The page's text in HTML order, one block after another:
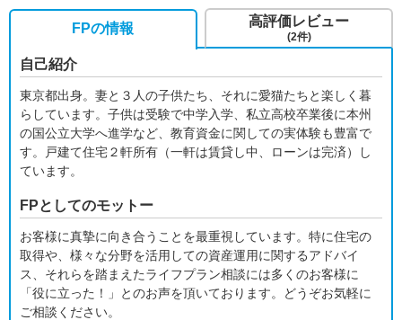
FPの情報
自己紹介
東京都出身。妻と３人の子供たち、それに愛猫たちと楽しく暮
らしています。子供は受験で中学入学、私立高校卒業後に本州
の国公立大学へ進学など、教育資金に関しての実体験も豊富で
す。戸建て住宅２軒所有（一軒は賃貸し中、ローンは完済）し
ています。
FPとしてのモットー
お客様に真摯に向き合うことを最重視しています。特に住宅の
取得や、様々な分野を活用しての資産運用に関するアドバイ
ス、それらを踏まえたライフプラン相談には多くのお客様に
「役に立った！」とのお声を頂いております。どうぞお気軽に
ご相談ください。
高評価レビュー
(2件)